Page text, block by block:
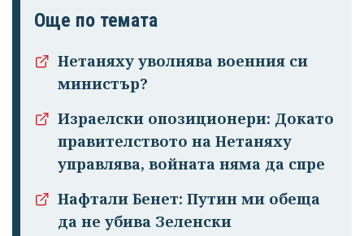
Успешно
излязохте от
Още по темата
Нетаняху уволнява военния си
министър?
Израелски опозиционери: Докато
правителството на Нетаняху
управлява, войната няма да спре
Нафтали Бенет: Путин ми обеща
да не убива Зеленски